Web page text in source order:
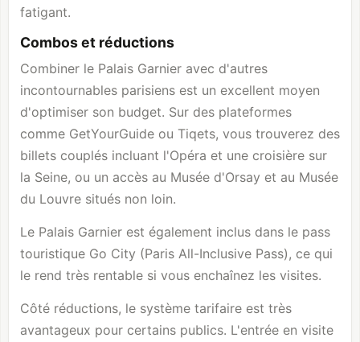
fatigant.
Combos et réductions
Combiner le Palais Garnier avec d'autres
incontournables parisiens est un excellent moyen
d'optimiser son budget. Sur des plateformes
comme GetYourGuide ou Tiqets, vous trouverez des
billets couplés incluant l'Opéra et une croisière sur
la Seine, ou un accès au Musée d'Orsay et au Musée
du Louvre situés non loin.
Le Palais Garnier est également inclus dans le pass
touristique Go City (Paris All-Inclusive Pass), ce qui
le rend très rentable si vous enchaînez les visites.
Côté réductions, le système tarifaire est très
avantageux pour certains publics. L'entrée en visite